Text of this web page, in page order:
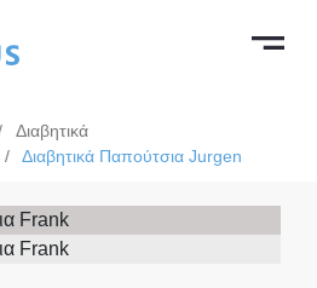
Διαβητικά
/ Διαβητικά Παπούτσια Jurgen